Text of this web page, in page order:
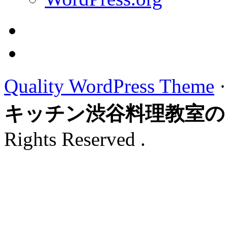
Quality WordPress Theme
キッチン渋谷料理教室
Rights Reserved .